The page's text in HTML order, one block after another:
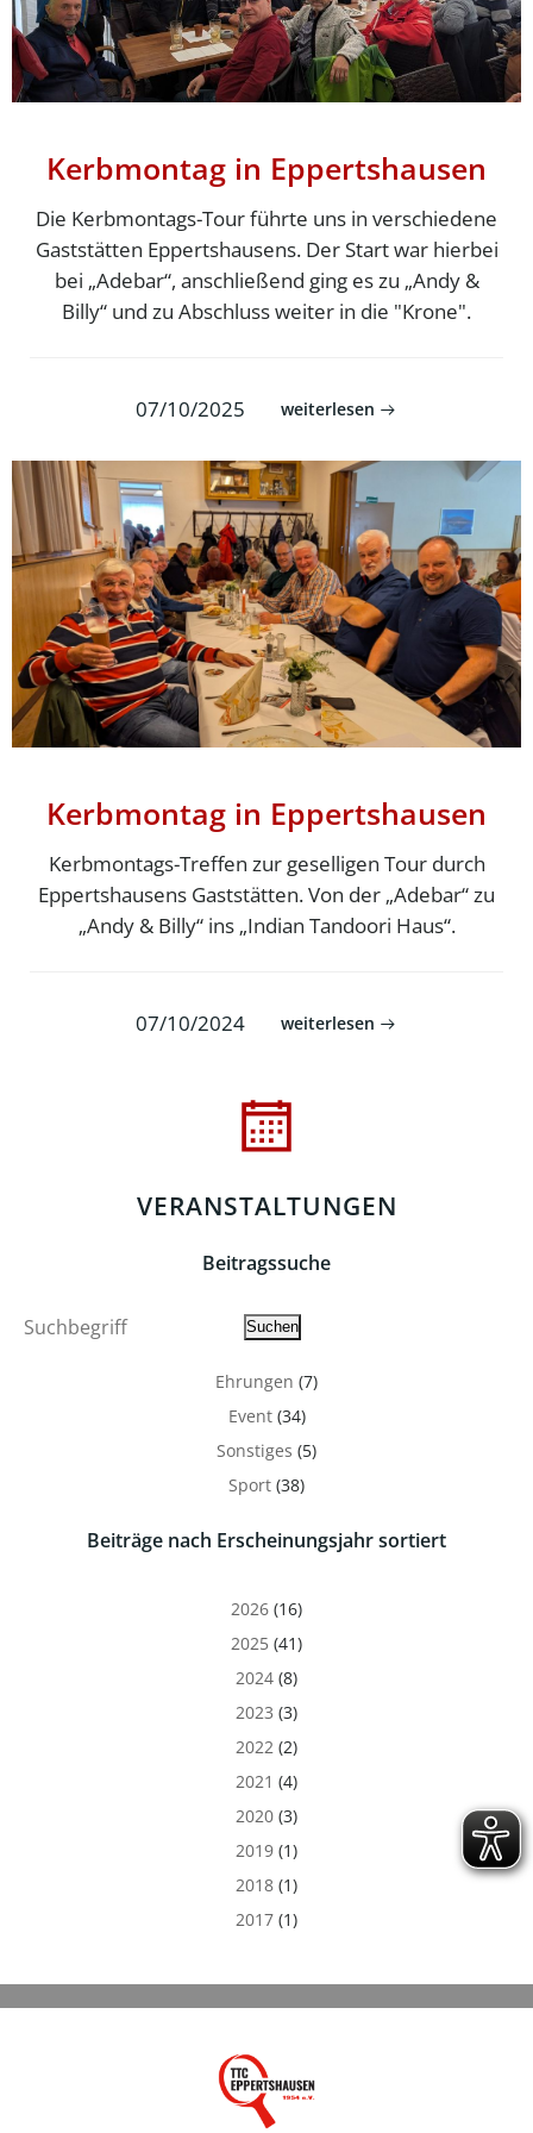
Kerbmontag in Eppertshausen
Die Kerbmontags-Tour führte uns in verschiedene
Gaststätten Eppertshausens. Der Start war hierbei
bei „Adebar“, anschließend ging es zu „Andy &
Billy“ und zu Abschluss weiter in die "Krone".
07/10/2025 weiterlesen
Kerbmontag in Eppertshausen
Kerbmontags-Treffen zur geselligen Tour durch
Eppertshausens Gaststätten. Von der „Adebar“ zu
„Andy & Billy“ ins „Indian Tandoori Haus“.
07/10/2024 weiterlesen
VERANSTALTUNGEN
Beitragssuche
Suchen
Ehrungen (7)
Event(34)
Sonstiges (5)
Sport (38)
Beiträge nach Erscheinungsjahr sortiert
2026 (16)
2025 (41)
2024 (8)
2023 (3)
2022 (2)
2021 (4)
2020 (3)
2019 (1)
2018 (1)
2017 (1)